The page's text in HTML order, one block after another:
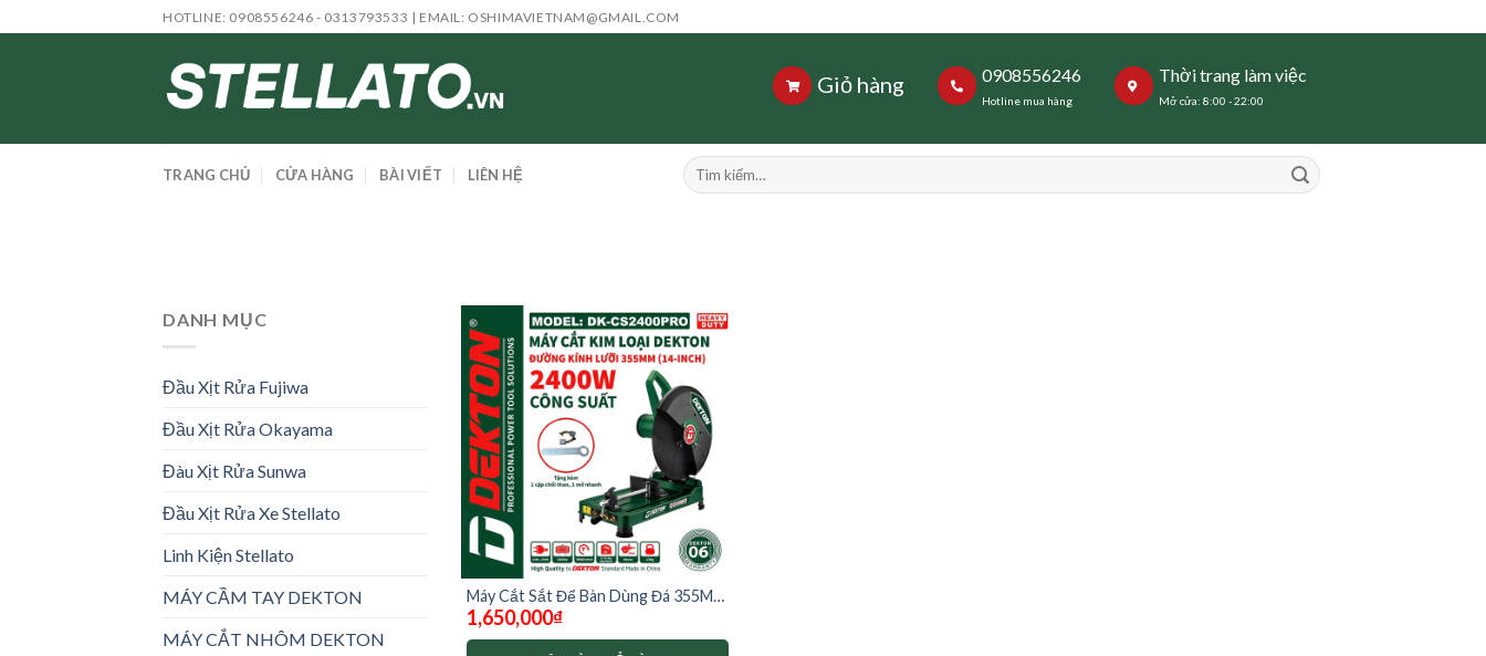
to
HOTLINE: 0908556246 - 0313793533 | EMAIL: OSHIMAVIETNAM@GMAIL.COM
Giỏ hàng 0908556246
Hotline mua hàng
Thời trang làm việc
Mở cửa: 8:00 - 22:00
TRANG CHỦ CỬA HÀNG BÀI VIẾT LIÊN HỆ
Tìm
kiếm:
DANH MỤC
Đầu Xịt Rửa Fujiwa
Đầu Xịt Rửa Okayama
Đàu Xịt Rửa Sunwa
Đầu Xịt Rửa Xe Stellato
Linh Kiện Stellato
MÁY CẦM TAY DEKTON
MÁY CẮT NHÔM DEKTON
Máy Cắt Sắt Để Bàn Dùng Đá 355MM
Dekton DK-CS2400pro
1,650,000₫